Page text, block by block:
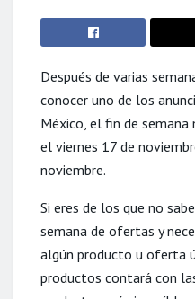
Después de varias
conocer uno de los
México, el fin de
el viernes 17 de
noviembre.
Si eres de los que no
semana de ofertas y
algún producto u oferta
productos contará con